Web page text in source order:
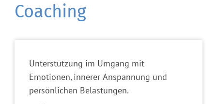
Coaching
Unterstützung im Umgang mit
Emotionen, innerer Anspannung und
persönlichen Belastungen.